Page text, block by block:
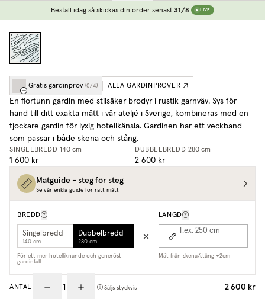
Beställ idag så skickas din order senast 31/8 LIVE
Gratis gardinprov (0/4) ALLA GARDINPROVER
En flortunn gardin med stilsäker brodyr i rustik garnväv. Sys för
hand till ditt exakta mått i vår ateljé i Sverige, kombineras med en
tjockare gardin för lyxig hotellkänsla. Gardinen har ett veckband
som passar i både skena och stång.
SINGELBREDD 140 cm
1 600 kr
DUBBELBREDD 280 cm
2 600 kr
Mätguide - steg för steg
Se vår enkla guide för rätt mått
BREDD
Singelbredd
140 cm
Dubbelbredd
280 cm
För ett mer hotelliknande och generöst
gardinfall
LÄNGD
T.ex. 250 cm
Mät från skena/stång +2cm
ANTAL Säljs styckvis 2 600 kr